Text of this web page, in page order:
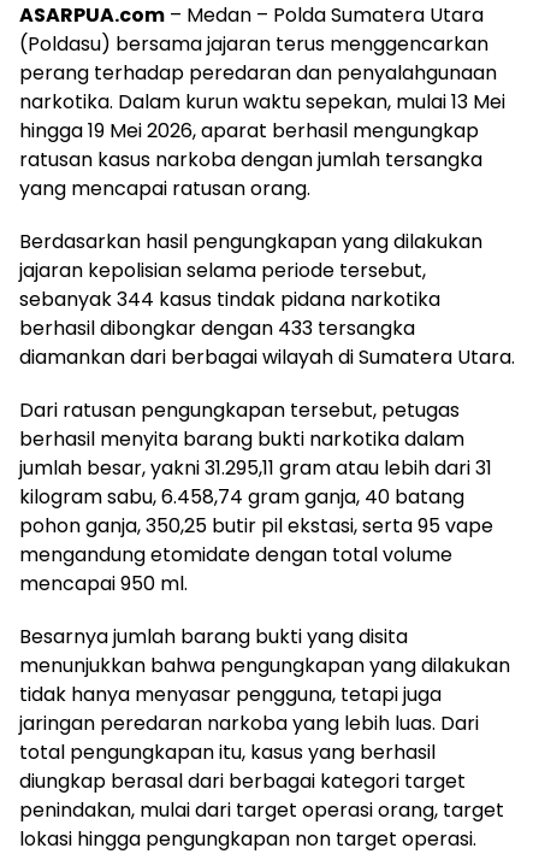
ASARPUA.com – Medan – Polda Sumatera Utara
(Poldasu) bersama jajaran terus menggencarkan
perang terhadap peredaran dan penyalahgunaan
narkotika. Dalam kurun waktu sepekan, mulai 13 Mei
hingga 19 Mei 2026, aparat berhasil mengungkap
ratusan kasus narkoba dengan jumlah tersangka
yang mencapai ratusan orang.
Berdasarkan hasil pengungkapan yang dilakukan
jajaran kepolisian selama periode tersebut,
sebanyak 344 kasus tindak pidana narkotika
berhasil dibongkar dengan 433 tersangka
diamankan dari berbagai wilayah di Sumatera Utara.
Dari ratusan pengungkapan tersebut, petugas
berhasil menyita barang bukti narkotika dalam
jumlah besar, yakni 31.295,11 gram atau lebih dari 31
kilogram sabu, 6.458,74 gram ganja, 40 batang
pohon ganja, 350,25 butir pil ekstasi, serta 95 vape
mengandung etomidate dengan total volume
mencapai 950 ml.
Besarnya jumlah barang bukti yang disita
menunjukkan bahwa pengungkapan yang dilakukan
tidak hanya menyasar pengguna, tetapi juga
jaringan peredaran narkoba yang lebih luas. Dari
total pengungkapan itu, kasus yang berhasil
diungkap berasal dari berbagai kategori target
penindakan, mulai dari target operasi orang, target
lokasi hingga pengungkapan non target operasi.